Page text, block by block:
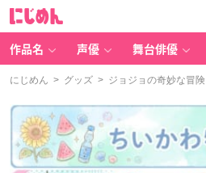
作品名 声優 舞台俳優
にじめん > グッズ > ジョジョの奇妙な冒険